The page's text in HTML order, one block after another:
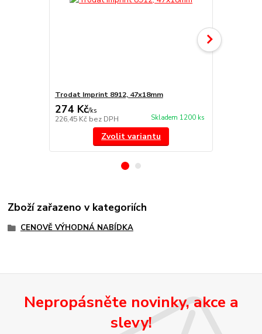
Trodat Imprint 8912, 47x18mm
274 Kč/ks
226,45 Kč bez DPH Skladem 1200 ks
Zvolit variantu
Zboží zařazeno v kategoriích
CENOVĚ VÝHODNÁ NABÍDKA
Nepropásněte novinky, akce a
slevy!